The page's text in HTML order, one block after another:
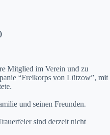
Mitglied im Verein und zu
“Freikorps von Lützow”, mit
und seinen Freunden.
sind derzeit nicht